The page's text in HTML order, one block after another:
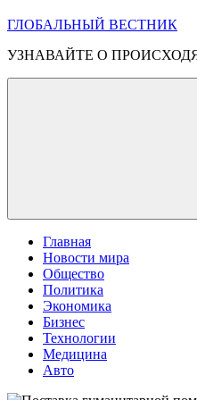
ГЛОБАЛЬНЫЙ ВЕСТНИК
УЗНАВАЙТЕ О
Главная
Новости мира
Общество
Политика
Экономика
Бизнес
Технологии
Медицина
Авто